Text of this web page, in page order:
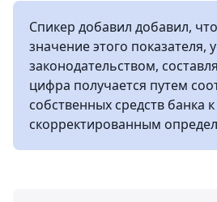
Спикер добавил добавил,
значение этого показателя,
законодательством,
цифра получается путем
собственных средств банка
скорректированным